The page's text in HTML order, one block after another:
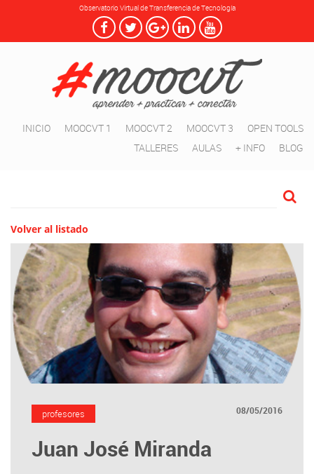
Observatorio Virtual de Transferencia de Tecnología
INICIO MOOCVT 1 MOOCVT 2 MOOCVT 3
OPEN TOOLS
TALLERES
AULAS + INFO BLOG
Volver al listado
profesores 08/05/2016
Juan José Miranda